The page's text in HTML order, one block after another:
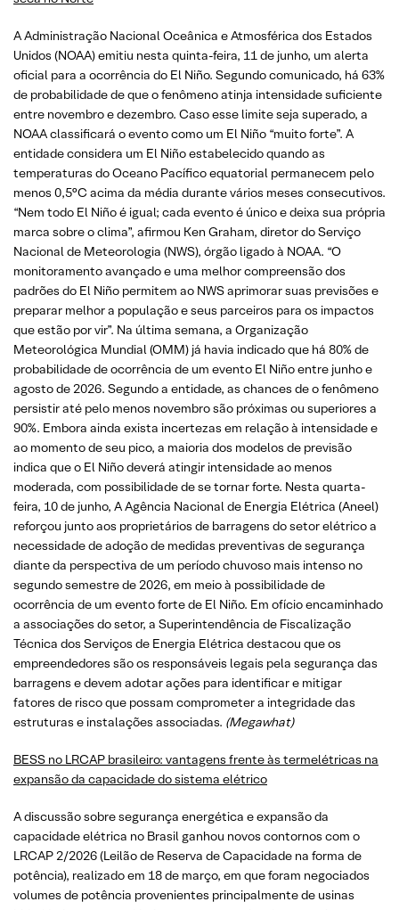
A Administração Nacional Oceânica e Atmosférica dos Estados
Unidos (NOAA) emitiu nesta quinta-feira, 11 de junho, um alerta
oficial para a ocorrência do El Niño. Segundo comunicado, há 63%
de probabilidade de que o fenômeno atinja intensidade suficiente
entre novembro e dezembro. Caso esse limite seja superado, a
NOAA classificará o evento como um El Niño “muito forte”. A
entidade considera um El Niño estabelecido quando as
temperaturas do Oceano Pacífico equatorial permanecem pelo
menos 0,5°C acima da média durante vários meses consecutivos.
“Nem todo El Niño é igual; cada evento é único e deixa sua própria
marca sobre o clima”, afirmou Ken Graham, diretor do Serviço
Nacional de Meteorologia (NWS), órgão ligado à NOAA. “O
monitoramento avançado e uma melhor compreensão dos
padrões do El Niño permitem ao NWS aprimorar suas previsões e
preparar melhor a população e seus parceiros para os impactos
que estão por vir”. Na última semana, a Organização
Meteorológica Mundial (OMM) já havia indicado que há 80% de
probabilidade de ocorrência de um evento El Niño entre junho e
agosto de 2026. Segundo a entidade, as chances de o fenômeno
persistir até pelo menos novembro são próximas ou superiores a
90%. Embora ainda exista incertezas em relação à intensidade e
ao momento de seu pico, a maioria dos modelos de previsão
indica que o El Niño deverá atingir intensidade ao menos
moderada, com possibilidade de se tornar forte. Nesta quarta-
feira, 10 de junho, A Agência Nacional de Energia Elétrica (Aneel)
reforçou junto aos proprietários de barragens do setor elétrico a
necessidade de adoção de medidas preventivas de segurança
diante da perspectiva de um período chuvoso mais intenso no
segundo semestre de 2026, em meio à possibilidade de
ocorrência de um evento forte de El Niño. Em ofício encaminhado
a associações do setor, a Superintendência de Fiscalização
Técnica dos Serviços de Energia Elétrica destacou que os
empreendedores são os responsáveis legais pela segurança das
barragens e devem adotar ações para identificar e mitigar
fatores de risco que possam comprometer a integridade das
estruturas e instalações associadas. (Megawhat)
BESS no LRCAP brasileiro: vantagens frente às termelétricas na
expansão da capacidade do sistema elétrico
A discussão sobre segurança energética e expansão da
capacidade elétrica no Brasil ganhou novos contornos com o
LRCAP 2/2026 (Leilão de Reserva de Capacidade na forma de
potência), realizado em 18 de março, em que foram negociados
volumes de potência provenientes principalmente de usinas